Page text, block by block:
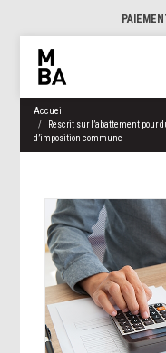
Accueil
Rescrit sur l’abattement pour
d’imposition commune